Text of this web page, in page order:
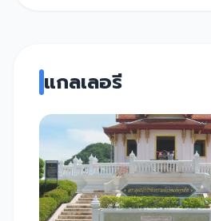
แกลเลอรี